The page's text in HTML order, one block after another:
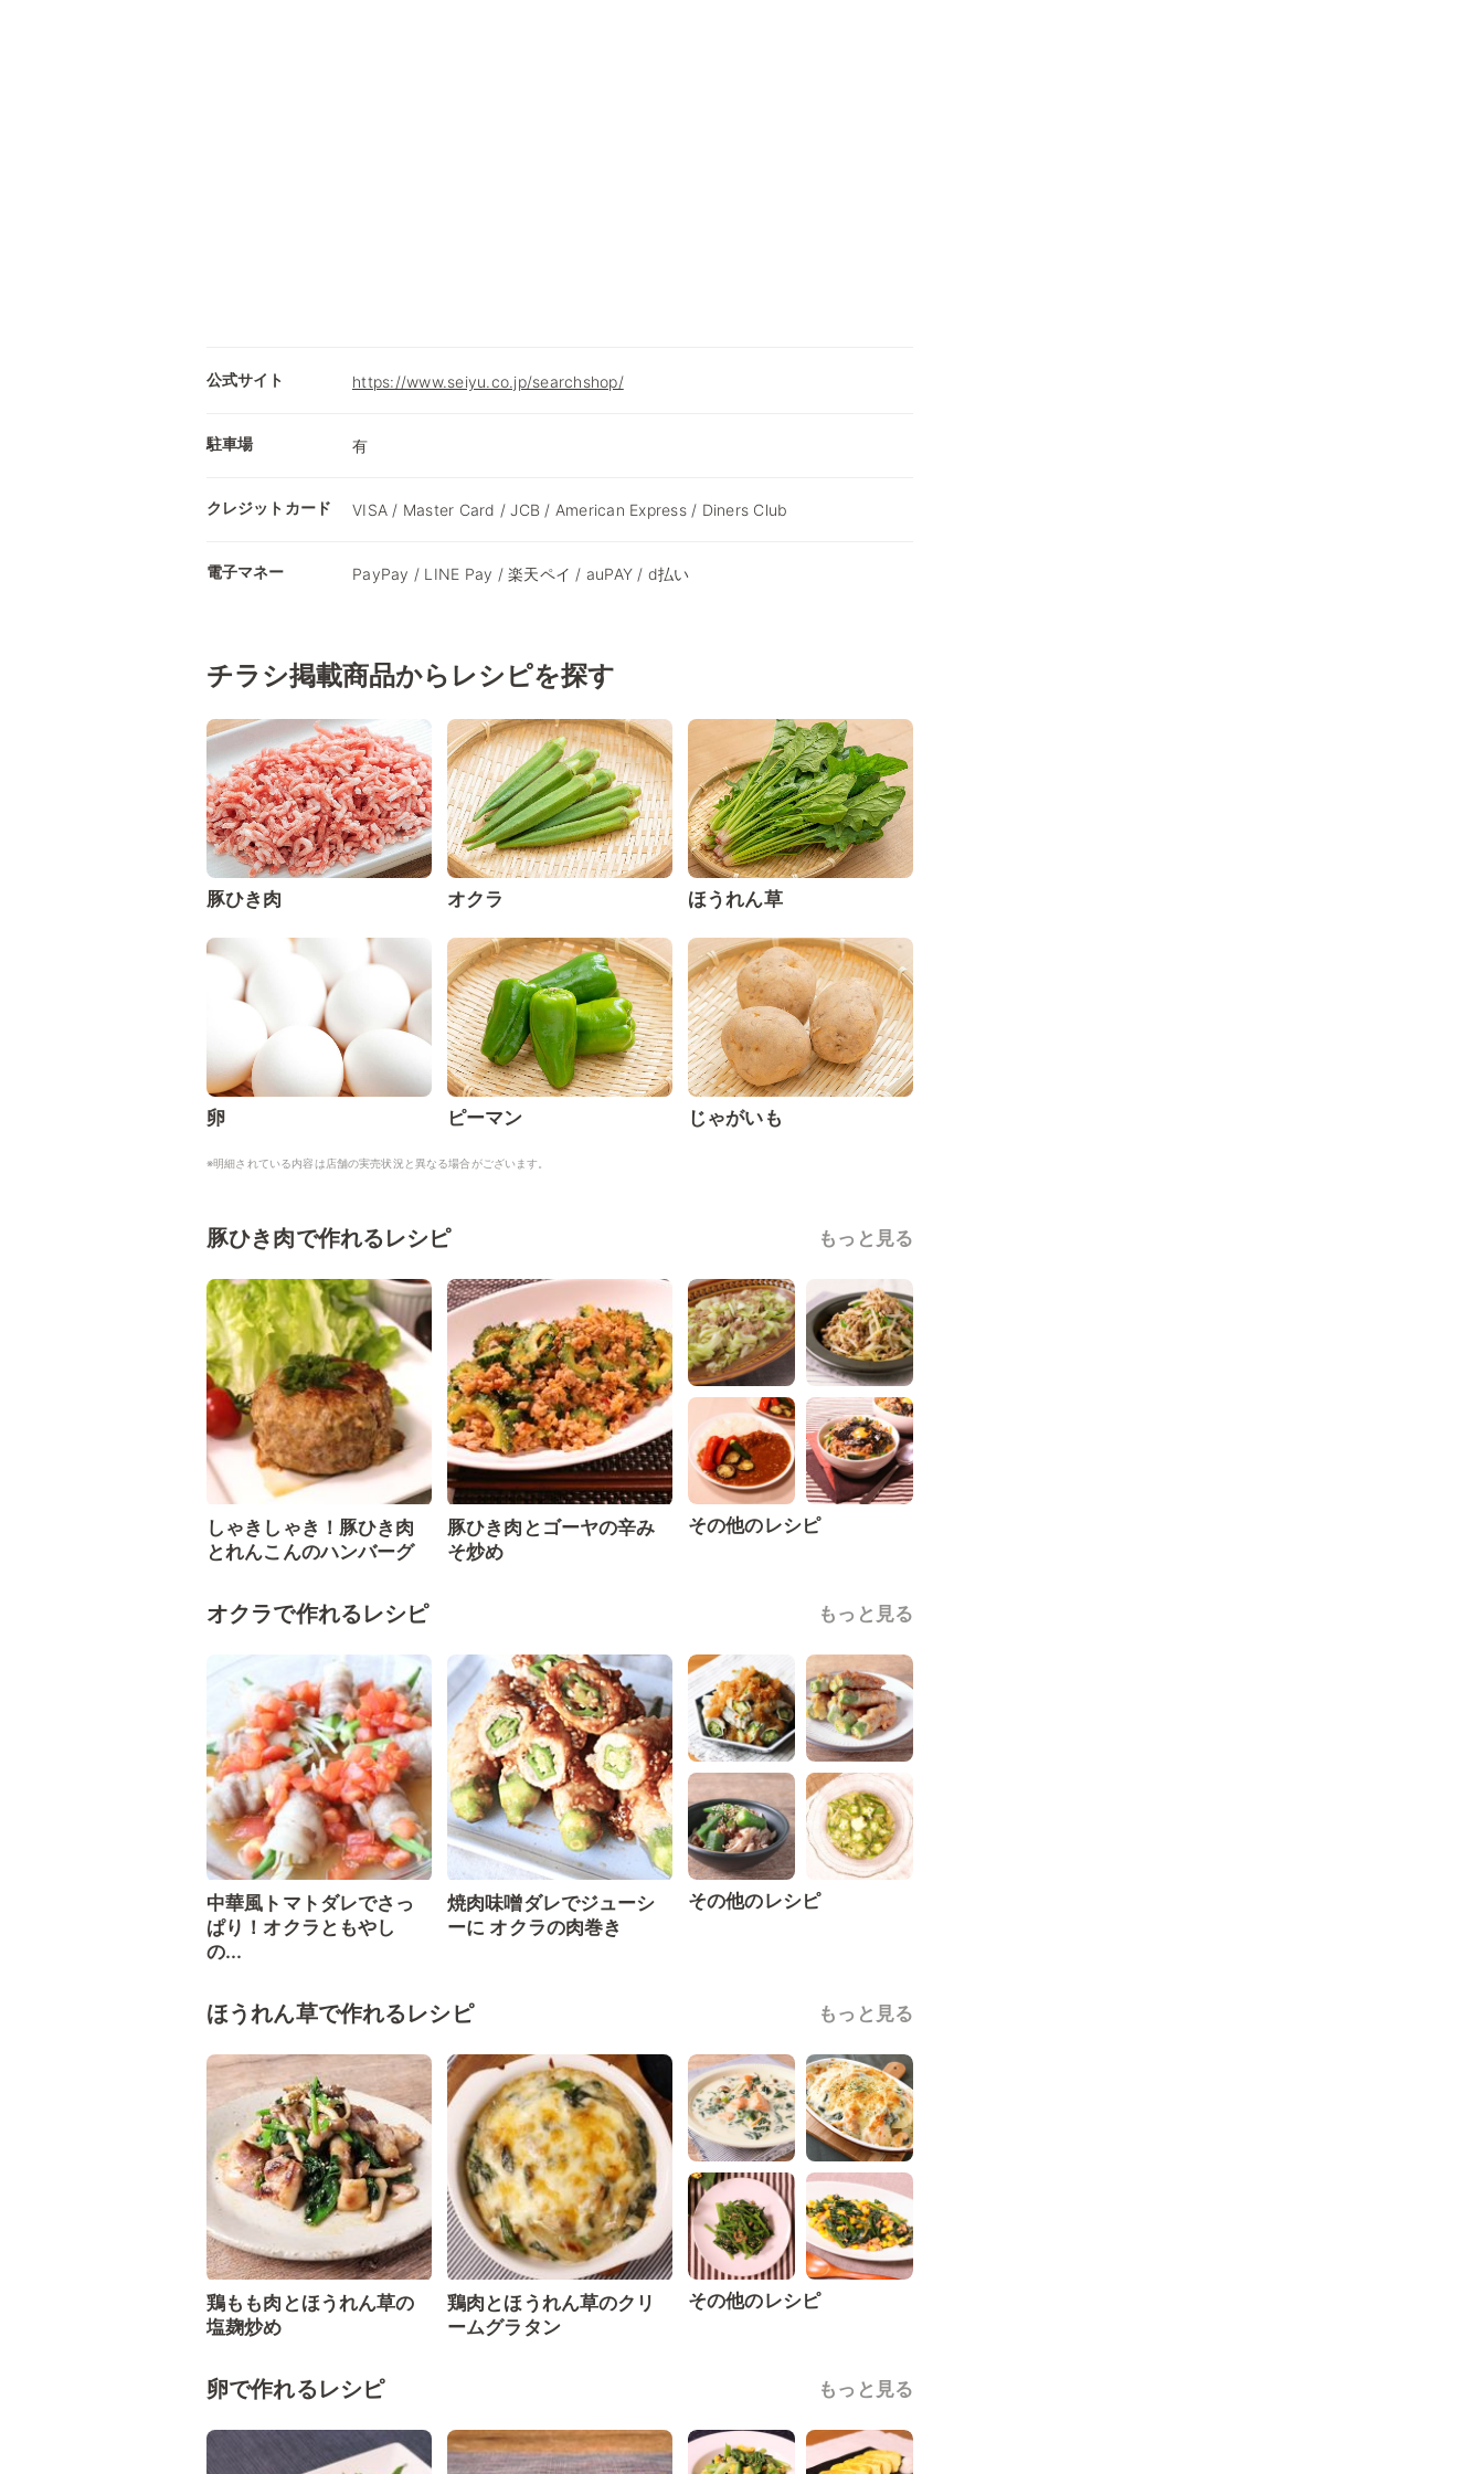
公式サイト https://www.seiyu.co.jp/searchshop/
駐車場 有
クレジットカード VISA / Master Card / JCB / American Express / Diners Club
電子マネー PayPay / LINE Pay / 楽天ペイ / auPAY / d払い
チラシ掲載商品からレシピを探す
豚ひき肉 オクラ ほうれん草
卵 ピーマン じゃがいも
※明細されている内容は店舗の実売状況と異なる場合がございます。
豚ひき肉で作れるレシピ もっと見る
しゃきしゃき！豚ひき肉
とれんこんのハンバーグ
豚ひき肉とゴーヤの辛み
そ炒め
その他のレシピ
オクラで作れるレシピ もっと見る
中華風トマトダレでさっ
ぱり！オクラともやし
の...
焼肉味噌ダレでジューシ
ーに オクラの肉巻き
その他のレシピ
ほうれん草で作れるレシピ もっと見る
鶏もも肉とほうれん草の
塩麹炒め
鶏肉とほうれん草のクリ
ームグラタン
その他のレシピ
卵で作れるレシピ もっと見る